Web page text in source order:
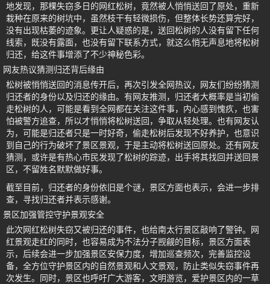
地发现，那棵失窃多日的网红松树，竟然被人悄悄送回了原处，重新
栽种在原来的树坑中，虽然枝干有轻微损伤，但整体长势还算完好，
没有出现枯萎的迹象。更让人疑惑的是，送回松树的人没有留下任何
线索，既没有露面，也没有留下联系方式，就这么悄无声息地将松树
归还，给这件事增添了不少神秘色彩。
网友热议猜测归还背后缘由
松树被悄悄送回的消息传开后，再次引发全网热议，网友们纷纷猜测
归还者的身份以及归还的缘由。有网友推测，归还者大概率是当初偷
走松树的人，可能是看到全网都在关注这件事，内心感到愧疚，也害
怕被警方追查，所以才悄悄将松树送回，争取从轻处理。也有网友认
为，可能是归还者只是一时好奇，偷走松树后发现不好养护，也意识
到自己的行为破坏了景区景观，于是主动将松树送回原处。还有网友
猜测，或许是有热心市民发现了松树的踪迹，出手将其找回并送回景
区，不留姓名默默做好事。
截至目前，归还者的身份依旧是个谜，景区方面也表示，会进一步排
查，寻找归还者并表示感谢。
景区加强管控守护景观安全
此次网红松树失窃又被归还的事件，也给南太行景区敲响了警钟。网
红景观走红的同时，也容易成为不法分子觊觎的目标，景区方面表
示，后续会进一步加强景区安保力度，增加巡查频次，完善监控设
备，全方位守护景区内的自然景观和人文景观，防止类似失窃事件再
次发生。同时，景区也呼吁广大游客，文明游览，爱护景区内的一草